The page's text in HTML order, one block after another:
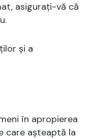
asigurați-vă că
și a
în apropierea
care așteaptă la